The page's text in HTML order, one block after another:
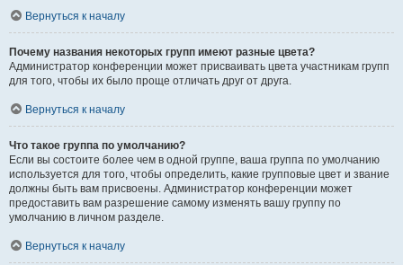
Вернуться к началу
Почему названия некоторых групп имеют разные цвета?
Администратор конференции может присваивать цвета участникам групп
для того, чтобы их было проще отличать друг от друга.
Вернуться к началу
Что такое группа по умолчанию?
Если вы состоите более чем в одной группе, ваша группа по умолчанию
используется для того, чтобы определить, какие групповые цвет и звание
должны быть вам присвоены. Администратор конференции может
предоставить вам разрешение самому изменять вашу группу по
умолчанию в личном разделе.
Вернуться к началу